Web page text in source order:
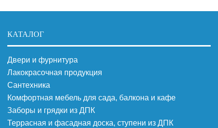
КАТАЛОГ
Двери и фурнитура
Лакокрасочная продукция
Сантехника
Комфортная мебель для сада, балкона и кафе
Заборы и грядки из ДПК
Террасная и фасадная доска, ступени из ДПК